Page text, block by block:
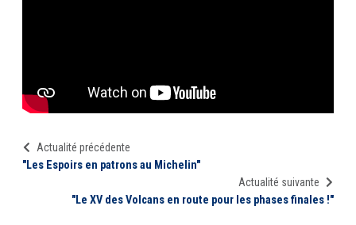
Actualité précédente
"Les Espoirs en patrons au Michelin"
Actualité suivante
"Le XV des Volcans en route pour les phases finales !"